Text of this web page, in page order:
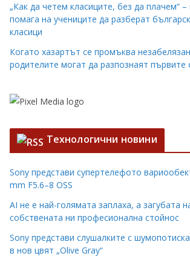
„Как да четем класиците, без да плачем“
помага на учениците да разберат
класици
Когато хазартът се промъква
родителите могат да разпознаят първите
Технологични новини
Sony представи супертелефото
mm F5.6–8 OSS
AI не е най-голямата заплаха, а загубата
собствената ни професионална стойнос
Sony представи слушалките с
в нов цвят „Olive Gray“